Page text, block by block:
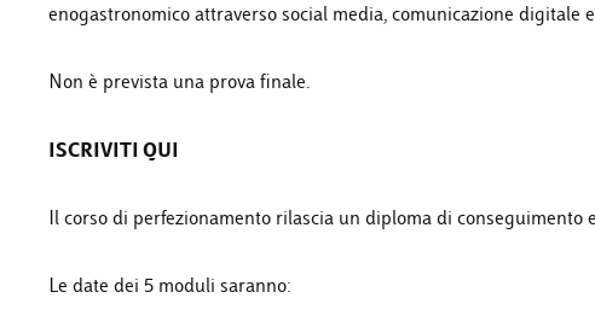
enogastronomico attraverso social media, comunicazione digitale
Non è prevista una prova finale.
ISCRIVITI QUI
Il corso di perfezionamento rilascia un diploma di conseguimento
Le date dei 5 moduli saranno: